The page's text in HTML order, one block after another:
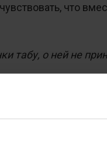
что
табу, о ней не
пациентов с